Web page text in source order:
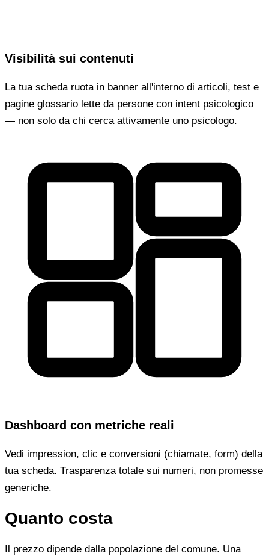
Visibilità sui contenuti
La tua scheda ruota in banner all'interno di articoli, test e
pagine glossario lette da persone con intent psicologico
— non solo da chi cerca attivamente uno psicologo.
Dashboard con metriche reali
Vedi impression, clic e conversioni (chiamate, form) della
tua scheda. Trasparenza totale sui numeri, non promesse
generiche.
Quanto costa
Il prezzo dipende dalla popolazione del comune. Una